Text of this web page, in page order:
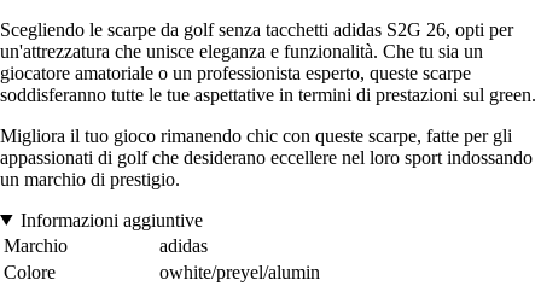
Scegliendo le scarpe da golf senza tacchetti adidas S2G 26, opti per
un'attrezzatura che unisce eleganza e funzionalità. Che tu sia un
giocatore amatoriale o un professionista esperto, queste scarpe
soddisferanno tutte le tue aspettative in termini di prestazioni sul green.
Migliora il tuo gioco rimanendo chic con queste scarpe, fatte per gli
appassionati di golf che desiderano eccellere nel loro sport indossando
un marchio di prestigio.
Informazioni aggiuntive
Marchio
adidas
Colore
owhite/preyel/alumin